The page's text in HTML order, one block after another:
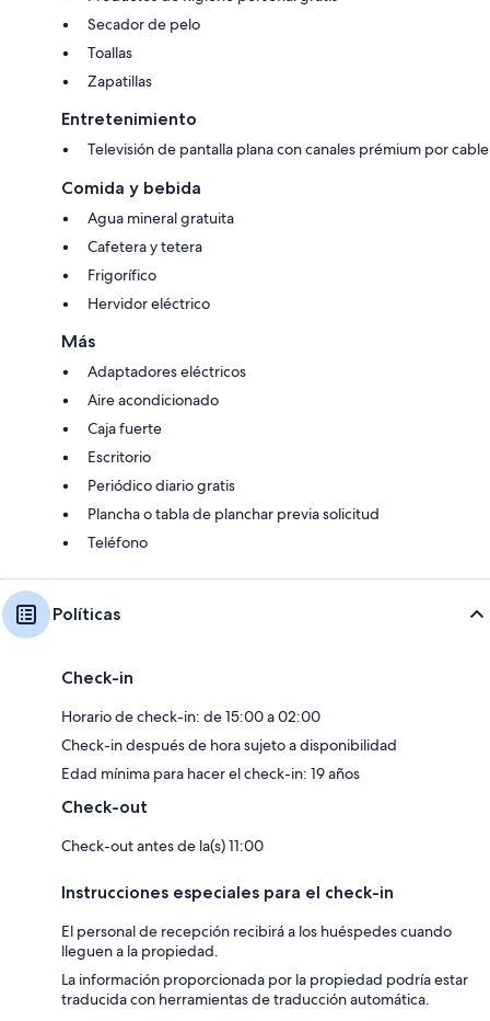
Secador de pelo
Toallas
Zapatillas
Entretenimiento
Televisión de pantalla plana con canales prémium por cable
Comida y bebida
Agua mineral gratuita
Cafetera y tetera
Frigorífico
Hervidor eléctrico
Más
Adaptadores eléctricos
Aire acondicionado
Caja fuerte
Escritorio
Periódico diario gratis
Plancha o tabla de planchar previa solicitud
Teléfono
Políticas
Check-in
Horario de check-in: de 15:00 a 02:00
Check-in después de hora sujeto a disponibilidad
Edad mínima para hacer el check-in: 19 años
Check-out
Check-out antes de la(s) 11:00
Instrucciones especiales para el check-in
El personal de recepción recibirá a los huéspedes cuando
lleguen a la propiedad.
La información proporcionada por la propiedad podría estar
traducida con herramientas de traducción automática.